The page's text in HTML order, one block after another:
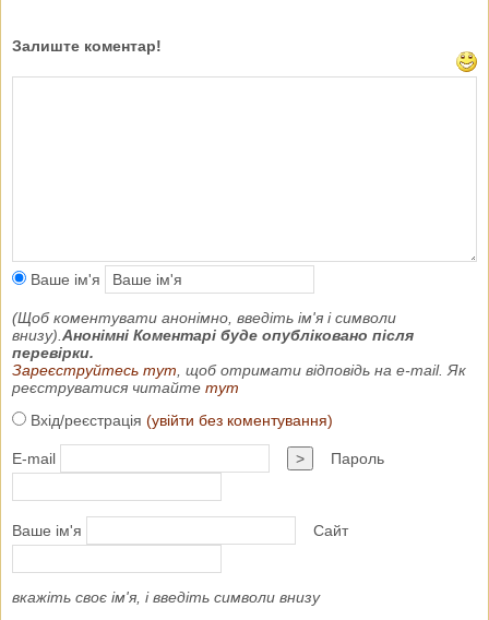
Залиште коментар!
Ваше ім'я
(Щоб коментувати анонімно, введіть ім'я і символи
внизу). Анонімні Коментарі буде опубліковано після
перевірки.
Зареєструйтесь тут , щоб отримати відповідь на e-mail. Як
реєструватися читайте тут
Вхід/реєстрація (увійти без коментування)
E-mail > Пароль
Ваше ім'я Сайт
вкажіть своє ім'я, і введіть символи внизу